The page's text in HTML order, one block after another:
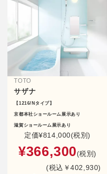
TOTO
サザナ
【1216/Nタイプ】
京都本社ショールーム展示あり
滋賀ショールーム展示あり
定価¥814,000(税別)
¥366,300(税別)
(税込￥402,930)